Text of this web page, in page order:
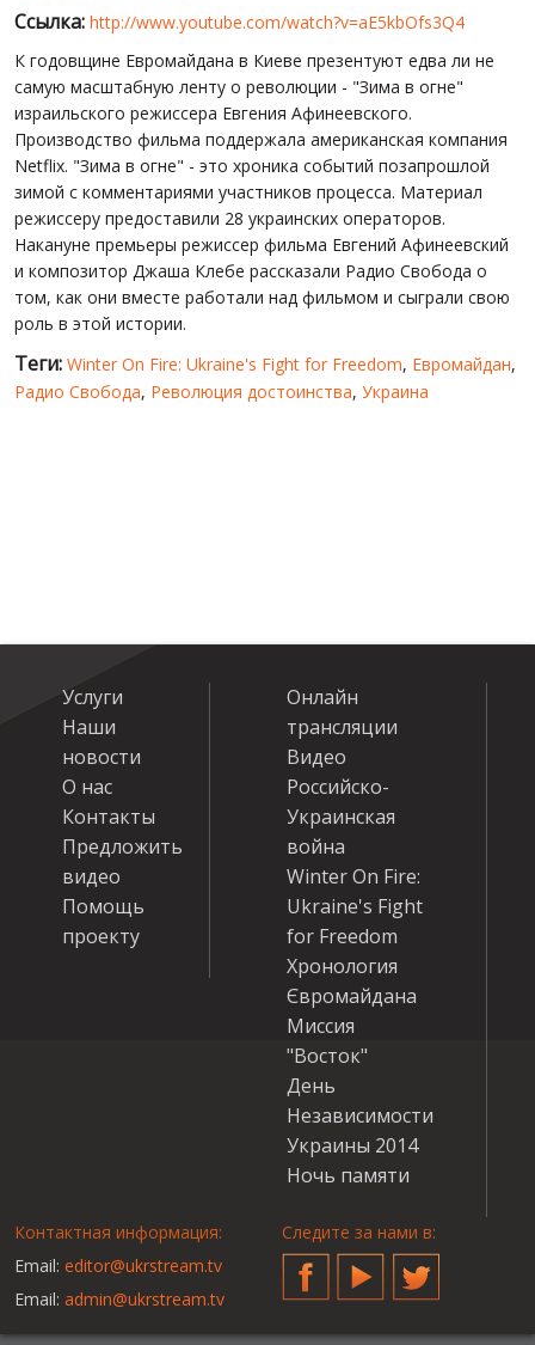
Ссылка: http://www.youtube.com/watch?v=aE5kbOfs3Q4
К годовщине Евромайдана в Киеве презентуют едва ли не
самую масштабную ленту о революции - "Зима в огне"
израильского режиссера Евгения Афинеевского.
Производство фильма поддержала американская компания
Netflix. "Зима в огне" - это хроника событий позапрошлой
зимой с комментариями участников процесса. Материал
режиссеру предоставили 28 украинских операторов.
Накануне премьеры режиссер фильма Евгений Афинеевский
и композитор Джаша Клебе рассказали Радио Свобода о
том, как они вместе работали над фильмом и сыграли свою
роль в этой истории.
Теги: Winter On Fire: Ukraine's Fight for Freedom, Евромайдан,
Радио Свобода, Революция достоинства, Украина
Услуги
Наши
новости
О нас
Контакты
Предложить
видео
Помощь
проекту
Онлайн
трансляции
Видео
Российско-
Украинская
война
Winter On Fire:
Ukraine's Fight
for Freedom
Хронология
Євромайдана
Миссия
"Восток"
День
Независимости
Украины 2014
Ночь памяти
Контактная информация:
Email: editor@ukrstream.tv
Email: admin@ukrstream.tv
Следите за нами в:
FacebookYouTubeTwitter